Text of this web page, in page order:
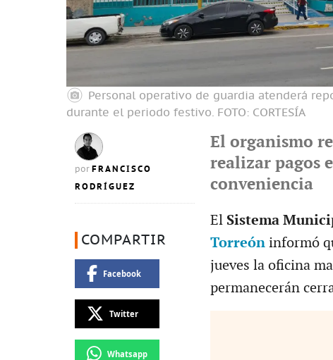
Personal operativo de guardia atenderá
durante el periodo festivo. FOTO: CORTESÍA
por FRANCISCO
RODRÍGUEZ
COMPARTIR
Facebook
Twitter
Whatsapp
El organismo
realizar pagos
conveniencia
El Sistema
Torreón informó
jueves la oficina
permanecerán